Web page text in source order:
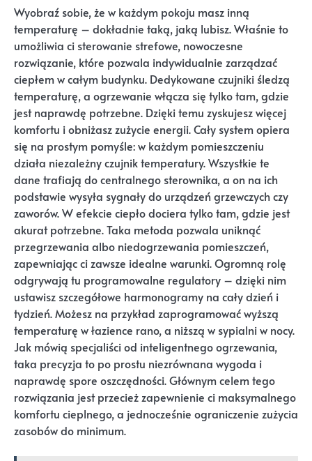
Wyobraź sobie, że w każdym pokoju masz inną
temperaturę – dokładnie taką, jaką lubisz. Właśnie to
umożliwia ci sterowanie strefowe, nowoczesne
rozwiązanie, które pozwala indywidualnie zarządzać
ciepłem w całym budynku. Dedykowane czujniki śledzą
temperaturę, a ogrzewanie włącza się tylko tam, gdzie
jest naprawdę potrzebne. Dzięki temu zyskujesz więcej
komfortu i obniżasz zużycie energii. Cały system opiera
się na prostym pomyśle: w każdym pomieszczeniu
działa niezależny czujnik temperatury. Wszystkie te
dane trafiają do centralnego sterownika, a on na ich
podstawie wysyła sygnały do urządzeń grzewczych czy
zaworów. W efekcie ciepło dociera tylko tam, gdzie jest
akurat potrzebne. Taka metoda pozwala uniknąć
przegrzewania albo niedogrzewania pomieszczeń,
zapewniając ci zawsze idealne warunki. Ogromną rolę
odgrywają tu programowalne regulatory – dzięki nim
ustawisz szczegółowe harmonogramy na cały dzień i
tydzień. Możesz na przykład zaprogramować wyższą
temperaturę w łazience rano, a niższą w sypialni w nocy.
Jak mówią specjaliści od inteligentnego ogrzewania,
taka precyzja to po prostu niezrównana wygoda i
naprawdę spore oszczędności. Głównym celem tego
rozwiązania jest przecież zapewnienie ci maksymalnego
komfortu cieplnego, a jednocześnie ograniczenie zużycia
zasobów do minimum.